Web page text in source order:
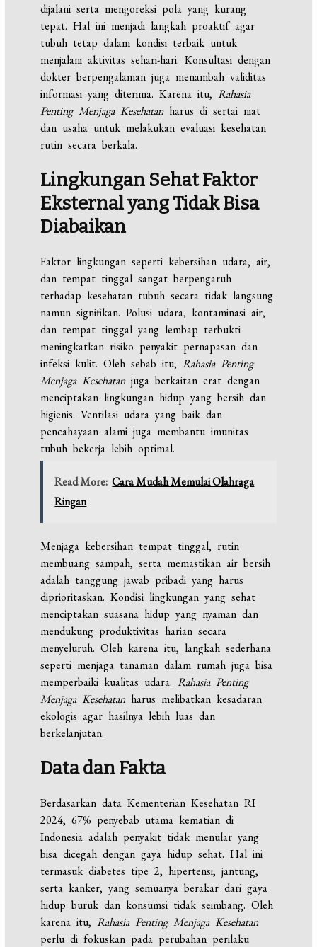
dijalani serta mengoreksi pola yang kurang
tepat. Hal ini menjadi langkah proaktif agar
tubuh tetap dalam kondisi terbaik untuk
menjalani aktivitas sehari-hari. Konsultasi dengan
dokter berpengalaman juga menambah validitas
informasi yang diterima. Karena itu,Rahasia
Penting Menjaga Kesehatanharus di sertai niat
dan usaha untuk melakukan evaluasi kesehatan
rutin secara berkala.
Lingkungan Sehat Faktor
Eksternal yang Tidak Bisa
Diabaikan
Faktor lingkungan seperti kebersihan udara, air,
dan tempat tinggal sangat berpengaruh
terhadap kesehatan tubuh secara tidak langsung
namun signifikan. Polusi udara, kontaminasi air,
dan tempat tinggal yang lembap terbukti
meningkatkan risiko penyakit pernapasan dan
infeksi kulit. Oleh sebab itu,Rahasia Penting
Menjaga Kesehatanjuga berkaitan erat dengan
menciptakan lingkungan hidup yang bersih dan
higienis. Ventilasi udara yang baik dan
pencahayaan alami juga membantu imunitas
tubuh bekerja lebih optimal.
Read More: Cara Mudah Memulai Olahraga
Ringan
Menjaga kebersihan tempat tinggal, rutin
membuang sampah, serta memastikan air bersih
adalah tanggung jawab pribadi yang harus
diprioritaskan. Kondisi lingkungan yang sehat
menciptakan suasana hidup yang nyaman dan
mendukung produktivitas harian secara
menyeluruh. Oleh karena itu, langkah sederhana
seperti menjaga tanaman dalam rumah juga bisa
memperbaiki kualitas udara.Rahasia Penting
Menjaga Kesehatanharus melibatkan kesadaran
ekologis agar hasilnya lebih luas dan
berkelanjutan.
Data dan Fakta
Berdasarkan data Kementerian Kesehatan RI
2024, 67% penyebab utama kematian di
Indonesia adalah penyakit tidak menular yang
bisa dicegah dengan gaya hidup sehat. Hal ini
termasuk diabetes tipe 2, hipertensi, jantung,
serta kanker, yang semuanya berakar dari gaya
hidup buruk dan konsumsi tidak seimbang. Oleh
karena itu,Rahasia Penting Menjaga Kesehatan
perlu di fokuskan pada perubahan perilaku